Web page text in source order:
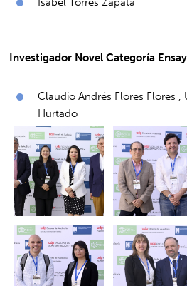
Investigador Novel Categoría
Claudio Andrés Flores Flores ,
Hurtado